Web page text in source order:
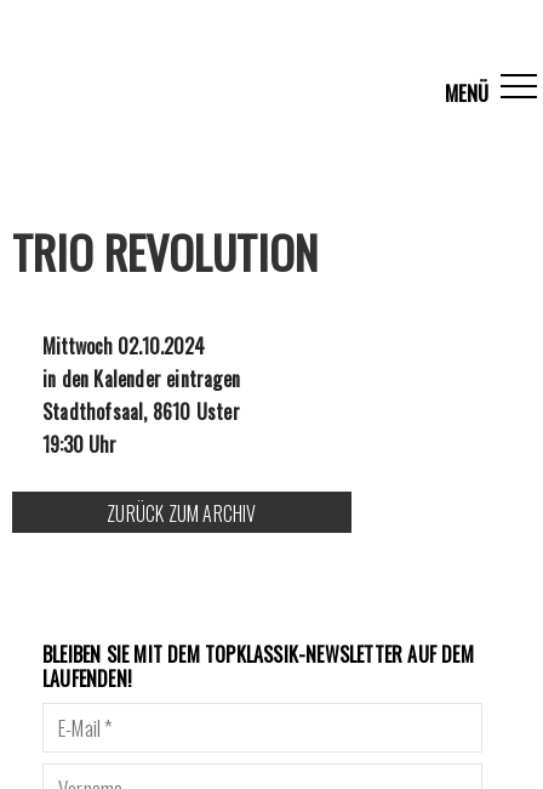
TRIO REVOLUTION
Mittwoch 02.10.2024
in den Kalender eintragen
Stadthofsaal, 8610 Uster
19:30 Uhr
ZURÜCK ZUM ARCHIV
BLEIBEN SIE MIT DEM TOPKLASSIK-NEWSLETTER AUF DEM
LAUFENDEN!